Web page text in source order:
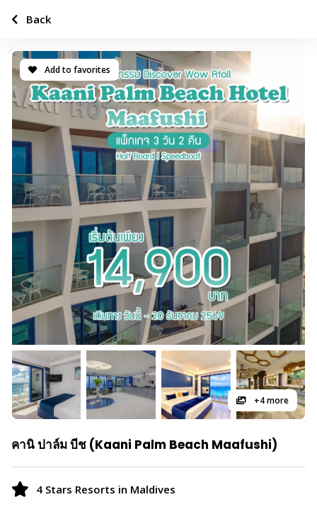
Add to favorites
+4 more
คานิ ปาล์ม บีช (Kaani Palm Beach Maafushi)
4 Stars Resorts in Maldives
Back